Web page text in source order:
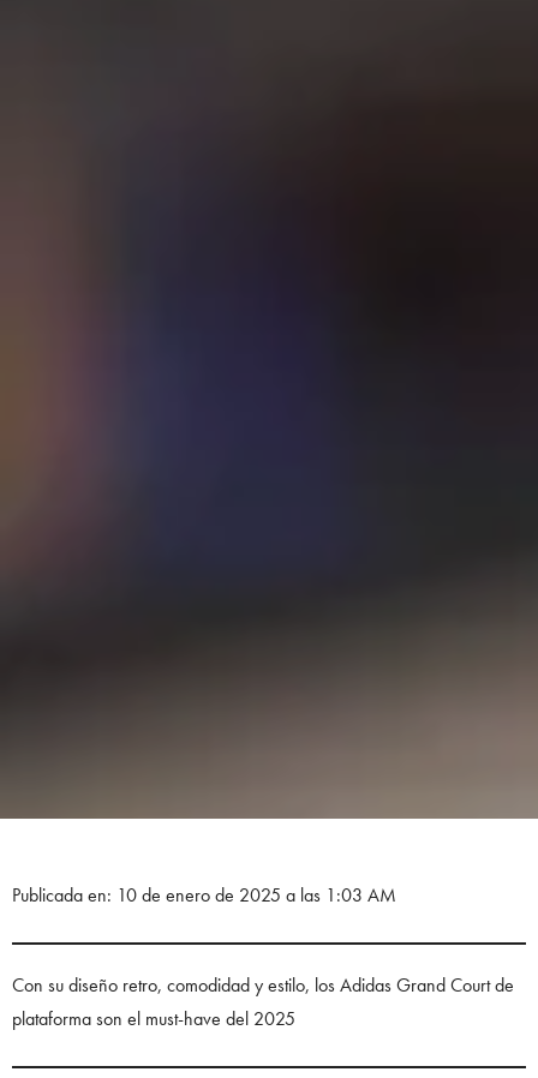
Publicada en: 10 de enero de 2025 a las 1:03 AM
Con su diseño retro, comodidad y estilo, los Adidas Grand Court de
plataforma son el must-have del 2025